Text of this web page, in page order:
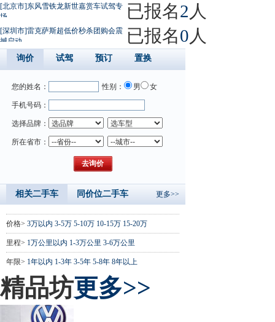
[北京市]东风雪铁龙新世嘉赏车试驾专
场
已报名2 人
[深圳市]雷克萨斯超低价秒杀团购会震
撼启动
已报名0 人
询价 试驾 预订 置换
您的姓名： 性别： 男 女
手机号码：
选择品牌：
所在省市：
相关二手车 同价位二手车 更多>>
价格> 3万以内 3-5万 5-10万 10-15万 15-20万
里程> 1万公里以内 1-3万公里 3-6万公里
年限> 1年以内 1-3年 3-5年 5-8年 8年以上
精品坊更多>>